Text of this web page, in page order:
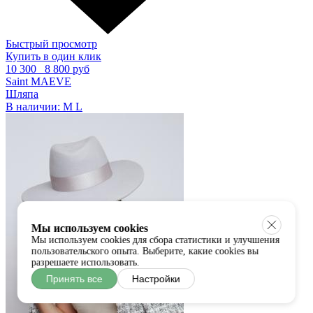
Быстрый просмотр
Купить в один клик
10 300
8 800 руб
Saint MAEVE
Шляпа
В наличии: M L
Мы используем cookies
Мы используем cookies для сбора статистики и улучшения
пользовательского опыта. Выберите, какие cookies вы
разрешаете использовать.
Принять все Настройки